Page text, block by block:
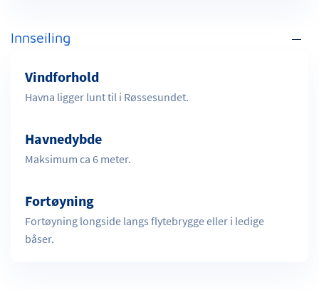
Innseiling
Vindforhold
Havna ligger lunt til i Røssesundet.
Havnedybde
Maksimum ca 6 meter.
Fortøyning
Fortøyning longside langs flytebrygge eller i ledige
båser.